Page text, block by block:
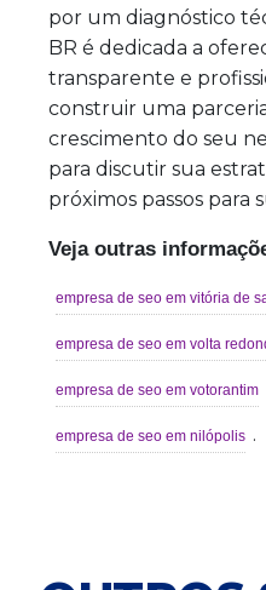
por um diagnóstico
BR é dedicada a
transparente e
construir uma
crescimento do seu
para discutir sua
próximos passos para
Veja outras
empresa de seo em vitória de
empresa de seo em volta
empresa de seo em votorantim
empresa de seo em nilópolis .